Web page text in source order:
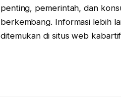
penting, pemerintah, dan
berkembang. Informasi lebih
ditemukan di situs web